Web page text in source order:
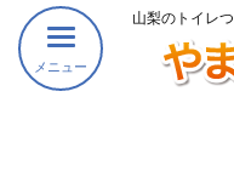
メニュー
山梨のトイレ